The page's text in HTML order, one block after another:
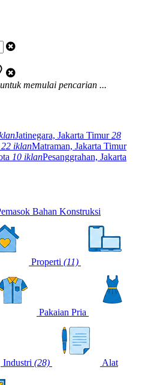
memulai pencarian ...
Jatinegara, Jakarta Timur28
22 iklanMatraman, Jakarta Timur
10 iklanPesanggrahan, Jakarta
Bahan Konstruksi
Properti (11)
Pakaian Pria
Industri (28) Alat